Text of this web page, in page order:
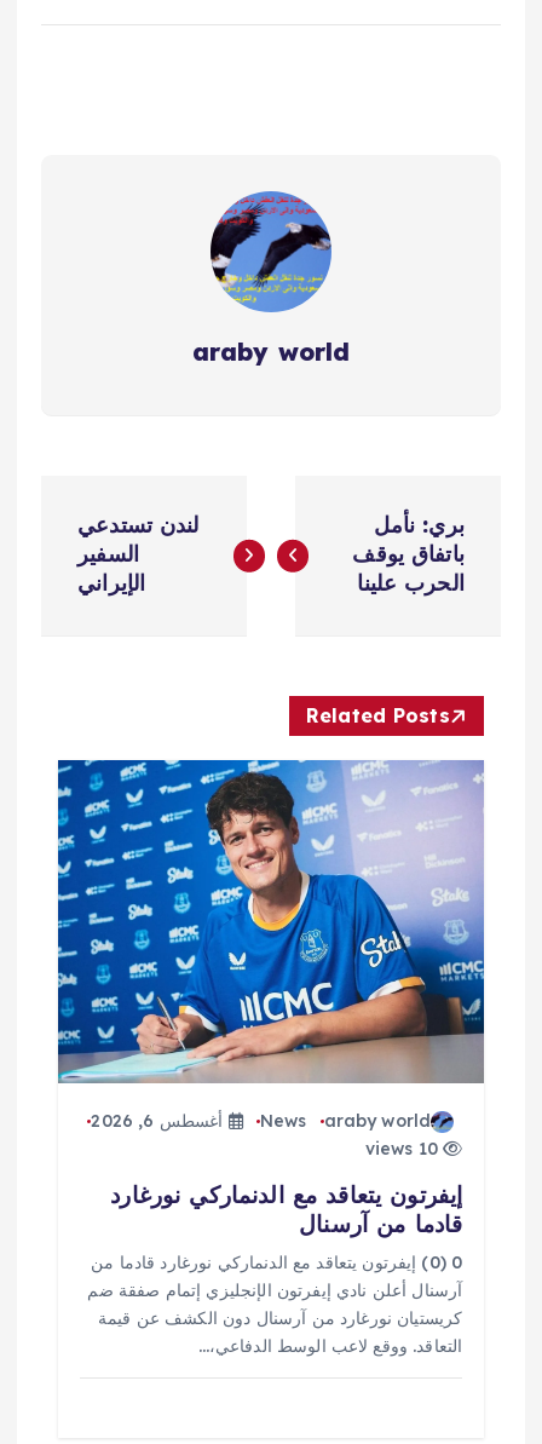
araby world
ص
ح
ق
ت
بري: نأمل
باتفاق يوقف
الحرب علينا
لندن تستدعي
السفير
الإيراني
Related Posts
araby world
News
أغسطس 6, 2026
10 views
إيفرتون يتعاقد مع الدنماركي نورغارد
قادما من آرسنال
0 (0) إيفرتون يتعاقد مع الدنماركي نورغارد قادما من
آرسنال أعلن نادي إيفرتون الإنجليزي إتمام صفقة ضم
كريستيان نورغارد من آرسنال دون الكشف عن قيمة
التعاقد. ووقع لاعب الوسط الدفاعي،…